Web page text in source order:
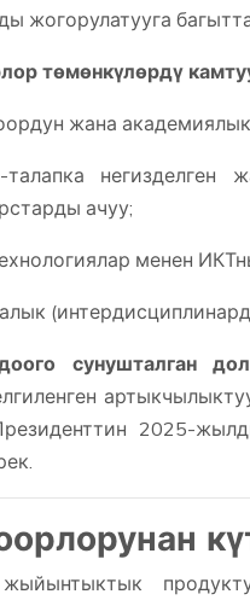
жогорулатууга
төмөнкүлөрдү
жана
талапка
ачуу;
менен
сунушталган
2025-
жыйынтыктык